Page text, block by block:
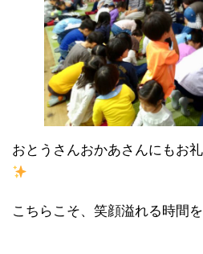
おとうさんおかあさんにもお
こちらこそ、笑顔溢れる時間